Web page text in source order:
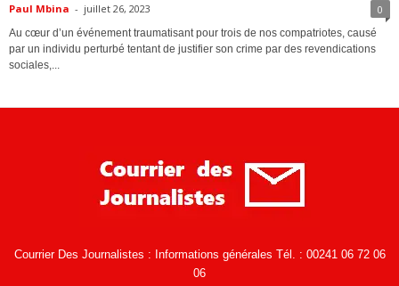
Paul Mbina - juillet 26, 2023 0
Au cœur d’un événement traumatisant pour trois de nos compatriotes, causé
par un individu perturbé tentant de justifier son crime par des revendications
sociales,...
Courrier Des Journalistes : Informations générales Tél. : 00241 06 72 06
06